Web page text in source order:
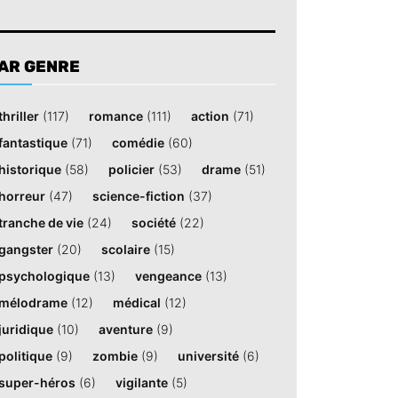
GENRE
(117) romance (111) action (71)
(71) comédie (60)
(58) policier (53) drame (51)
(47) science-fiction (37)
de vie (24) société (22)
(20) scolaire (15)
(13) vengeance (13)
(12) médical (12)
(10) aventure (9)
(9) zombie (9) université (6)
héros (6) vigilante (5)